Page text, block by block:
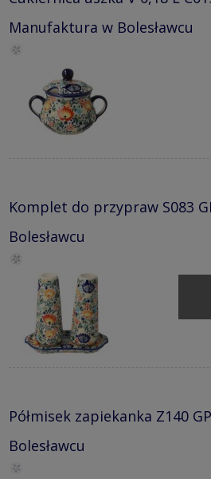
Manufaktura w Bolesławcu
Komplet do przypraw S083
Bolesławcu
Półmisek zapiekanka Z140
Bolesławcu